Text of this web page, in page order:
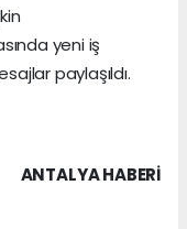
yeni iş
paylaşıldı.
ANTALYA HABERİ